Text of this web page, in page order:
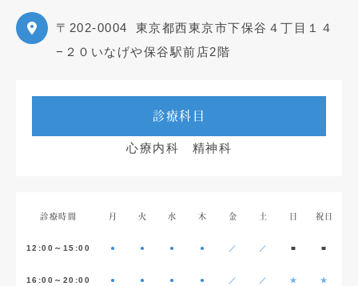
〒202-0004
東京都西東京市下保谷４丁目１４
−２０いなげや保谷駅前店2階
診療科目
心療内科 精神科
診療時間 月 火 水 木 金 土 日 祝日
12:00～15:00 ● ● ● ● ／ ／ ■ ■
16:00～20:00 ● ● ● ● ／ ／ ★ ★